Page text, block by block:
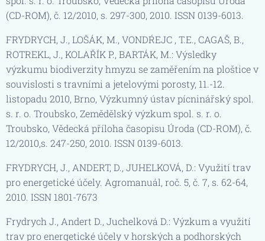
(CD-ROM), č. 12/2010, s. 297-300, 2010. ISSN 0139-6013.
FRYDRYCH, J., LOŠÁK, M., VONDŔEJC , T.E., CAGAŠ, B.,
ROTREKL, J., KOLAŘÍK P., BARTÁK, M.: Výsledky
výzkumu biodiverzity hmyzu se zaměřením na ploštice v
souvislosti s travními a jetelovými porosty, 11.-12.
listopadu 2010, Brno, Výzkumný ústav pícninářský spol.
s. r. o. Troubsko, Zemědělský výzkum spol. s. r. o.
Troubsko, Vědecká příloha časopisu Úroda (CD-ROM), č.
12/2010,s. 247-250, 2010. ISSN 0139-6013.
FRYDRYCH, J., ANDERT, D., JUHELKOVÁ, D.: Využití trav
pro energetické účely. Agromanuál, roč. 5, č. 7, s. 62-64,
2010. ISSN 1801-7673
Frydrych J., Andert D., Juchelková D.: Výzkum a využití
trav pro energetické účely v horských a podhorských